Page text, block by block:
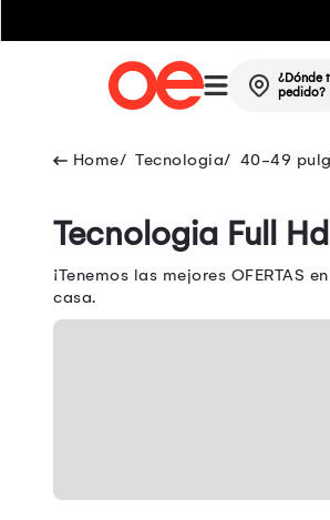
¿Dónde
pedido?
Tecnologia 40-49
Tecnologia Full Hd
¡Tenemos las mejores
casa.